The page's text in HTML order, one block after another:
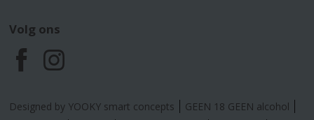
Volg ons
F
a
I
n
Designed by YOOKY smart concepts
GEEN 18 GEEN alcohol